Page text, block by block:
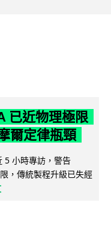
已近物理極限
爾定律瓶頸
5 小時專訪，警告
，傳統製程升級已失經